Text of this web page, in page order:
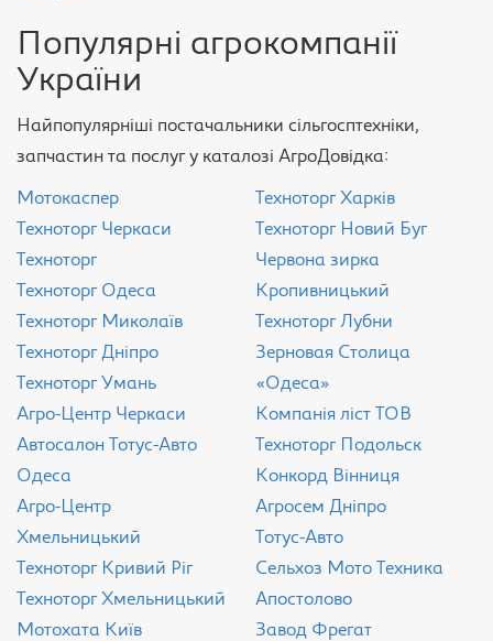
Популярні агрокомпанії
України
Найпопулярніші постачальники сільгосптехніки,
запчастин та послуг у каталозі АгроДовідка:
Мотокаспер
Техноторг Черкаси
Техноторг
Техноторг Одеса
Техноторг Миколаїв
Техноторг Дніпро
Техноторг Умань
Агро-Центр Черкаси
Aвтосалон Тотус-Авто
Одеса
Агро-Центр
Хмельницький
Техноторг Кривий Ріг
Техноторг Хмельницький
Мотохата Київ
Техноторг Харків
Техноторг Новий Буг
Червона зирка
Кропивницький
Техноторг Лубни
Зерновая Столица
«Одеса»
Компанія ліст ТОВ
Техноторг Подольск
Конкорд Вінниця
Агросем Дніпро
Тотус-Авто
Сельхоз Мото Техника
Апостолово
Завод Фрегат